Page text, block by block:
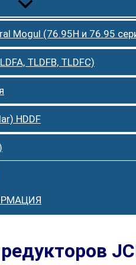
Mogul (76.95H и 76.95
TLDFB, TLDFC)
HDDF